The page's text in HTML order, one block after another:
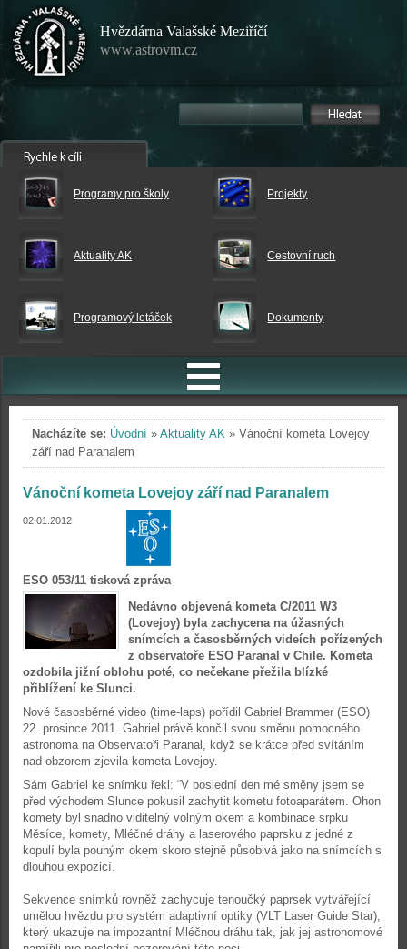
Hvězdárna Valašské Meziříčí
www.astrovm.cz
Programy pro školy Projekty
Aktuality AK Cestovní ruch
Programový letáček Dokumenty
Nacházíte se: Úvodní » Aktuality AK » Vánoční kometa Lovejoy
září nad Paranalem
Vánoční kometa Lovejoy září nad Paranalem
02.01.2012
ESO 053/11 tisková zpráva
Nedávno objevená kometa C/2011 W3
(Lovejoy) byla zachycena na úžasných
snímcích a časosběrných videích pořízených
z observatoře ESO Paranal v Chile. Kometa
ozdobila jižní oblohu poté, co nečekane přežila blízké
přiblížení ke Slunci.
Nové časosběrné video (time-laps) pořídil Gabriel Brammer (ESO)
22. prosince 2011. Gabriel právě končil svou směnu pomocného
astronoma na Observatoři Paranal, když se krátce před svítáním
nad obzorem zjevila kometa Lovejoy.
Sám Gabriel ke snímku řekl: “V poslední den mé směny jsem se
před východem Slunce pokusil zachytit kometu fotoaparátem. Ohon
komety byl snadno viditelný volným okem a kombinace srpku
Měsíce, komety, Mléčné dráhy a laserového paprsku z jedné z
kopulí byla pouhým okem skoro stejně působivá jako na snímcích s
dlouhou expozicí.
Sekvence snímků rovněž zachycuje tenoučký paprsek vytvářející
umělou hvězdu pro systém adaptivní optiky (VLT Laser Guide Star),
který ukazuje na impozantní Mléčnou dráhu tak, jak jej astronomové